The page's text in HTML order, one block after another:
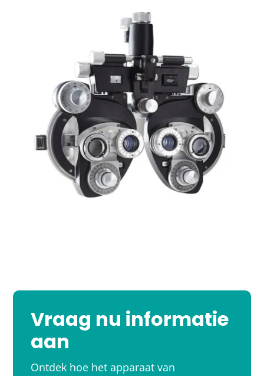
Vraag nu informatie
aan
Ontdek hoe het apparaat van